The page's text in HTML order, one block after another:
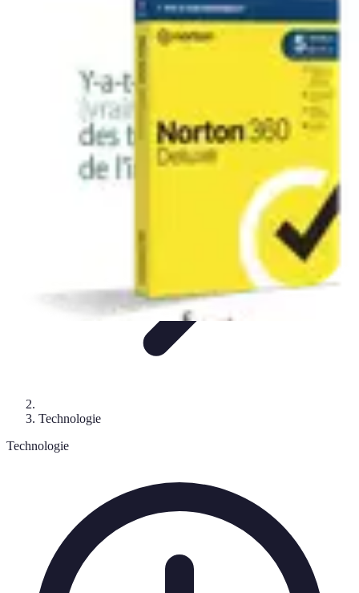
Éducation et ApprentissageInnovationSanté et
Technologie et Innovation
Défis et Découvertes
Technologie
Technologie